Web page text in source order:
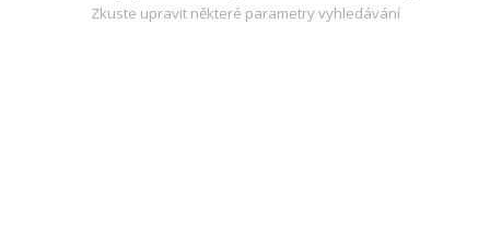
Zkuste upravit některé parametry vyhledávání